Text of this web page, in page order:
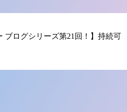
ブログシリーズ第21回！】持続可